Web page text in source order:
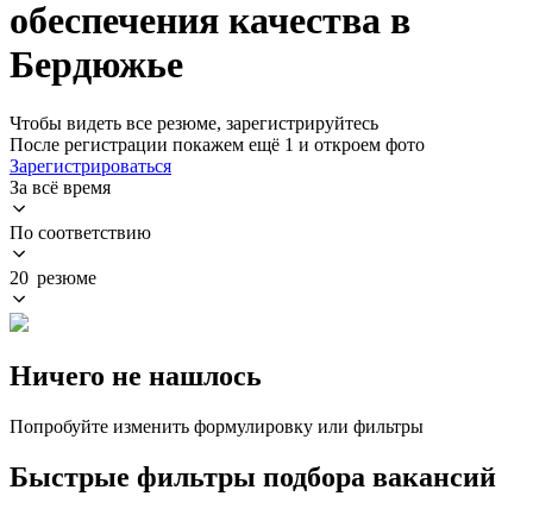
обеспечения качества в
Бердюжье
Чтобы видеть все резюме, зарегистрируйтесь
После регистрации покажем ещё 1 и откроем фото
Зарегистрироваться
За всё время
По соответствию
20 резюме
Ничего не нашлось
Попробуйте изменить формулировку или фильтры
Быстрые фильтры подбора вакансий